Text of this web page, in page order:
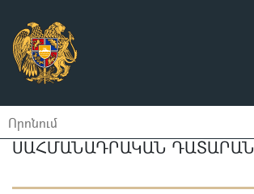
ՍԱՀՄԱՆԱԴՐԱԿԱՆ ԴԱՏԱՐԱՆ